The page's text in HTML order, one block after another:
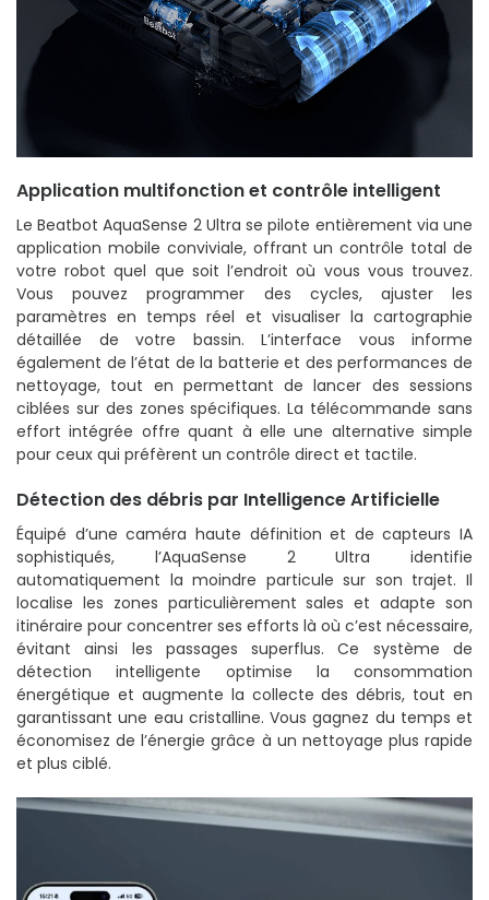
Application multifonction et contrôle intelligent
Le Beatbot AquaSense 2 Ultra se pilote entièrement via une
application mobile conviviale, offrant un contrôle total de
votre robot quel que soit l’endroit où vous vous trouvez.
Vous pouvez programmer des cycles, ajuster les
paramètres en temps réel et visualiser la cartographie
détaillée de votre bassin. L’interface vous informe
également de l’état de la batterie et des performances de
nettoyage, tout en permettant de lancer des sessions
ciblées sur des zones spécifiques. La télécommande sans
effort intégrée offre quant à elle une alternative simple
pour ceux qui préfèrent un contrôle direct et tactile.
Détection des débris par Intelligence Artificielle
Équipé d’une caméra haute définition et de capteurs IA
sophistiqués, l’AquaSense 2 Ultra identifie
automatiquement la moindre particule sur son trajet. Il
localise les zones particulièrement sales et adapte son
itinéraire pour concentrer ses efforts là où c’est nécessaire,
évitant ainsi les passages superflus. Ce système de
détection intelligente optimise la consommation
énergétique et augmente la collecte des débris, tout en
garantissant une eau cristalline. Vous gagnez du temps et
économisez de l’énergie grâce à un nettoyage plus rapide
et plus ciblé.